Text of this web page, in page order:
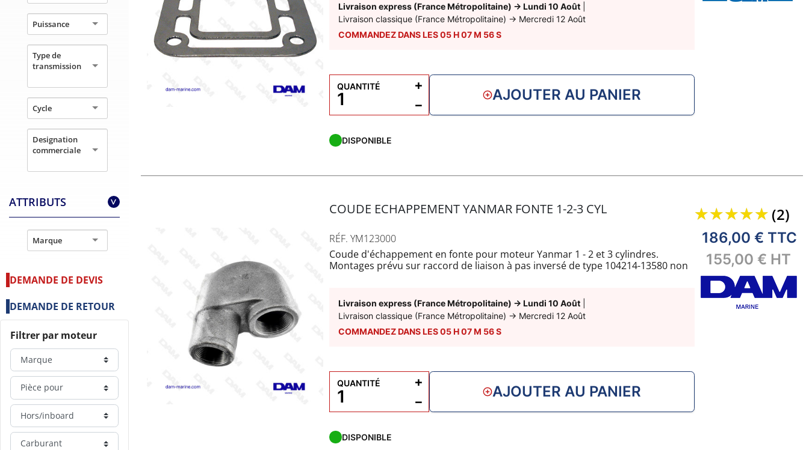
Puissance
Type de
transmission
Cycle
Designation
commerciale
ATTRIBUTS >
Marque
DEMANDE DE DEVIS
DEMANDE DE RETOUR
Filtrer par moteur
Marque
Pièce pour
Hors/inboard
Carburant
Livraison express (France Métropolitaine) → Lundi 10 Août
Livraison classique (France Métropolitaine) → Mercredi 12 Août
COMMANDEZ DANS LES 05H07M 55S
DISPONIBLE
QUANTITÉ
−
+
AJOUTER AU PANIER
COUDE ECHAPPEMENT YANMAR FONTE 1-2-3 CYL
RÉF. YM123000
Coude d'échappement en fonte pour moteur Yanmar 1 - 2 et 3 cylindres.
Montages prévu sur raccord de liaison à pas inversé de type 104214-13580 non
17.5mm.
Matériel existant également en INOX sous la référence YMGM321.
La sortie est prévu pour une durite de diamètre 55mm mais dispose également
d'un filetage pour adapter la sortie en fonction de votre installation.
Livraison express (France Métropolitaine) → Lundi 10 Août
Livraison classique (France Métropolitaine) → Mercredi 12 Août
COMMANDEZ DANS LES 05H07M 55S
DISPONIBLE
(2)
186,00 € TTC
155,00 € HT
QUANTITÉ
−
+
AJOUTER AU PANIER